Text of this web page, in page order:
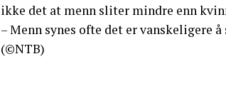
ikke det at menn sliter mindre enn
– Menn synes ofte det er vanskeligere
(©NTB)